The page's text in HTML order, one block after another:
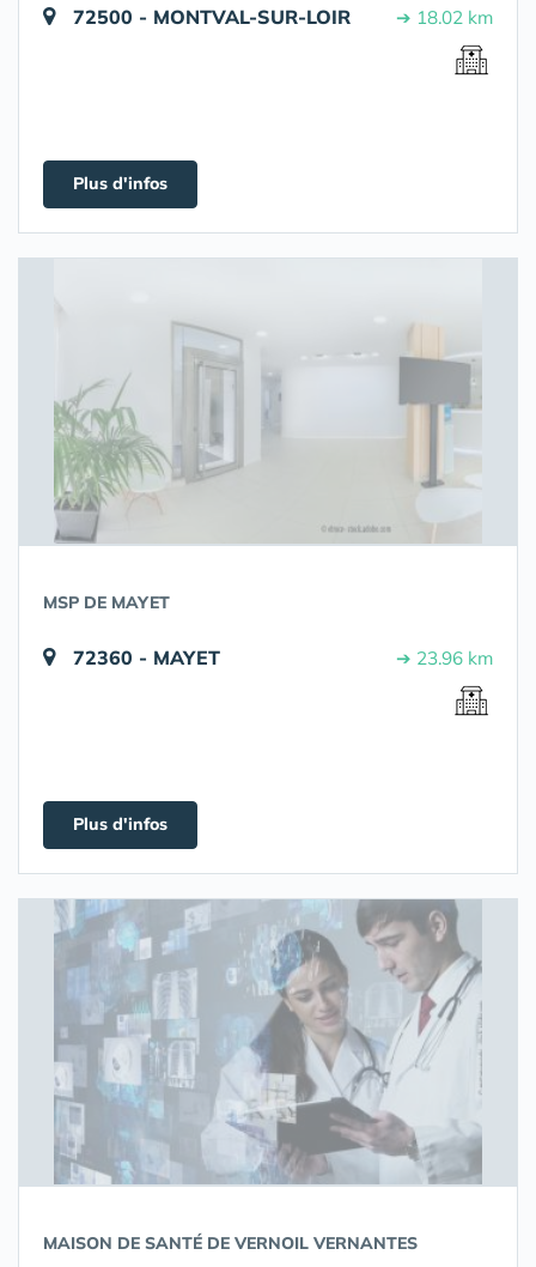
72500 - MONTVAL-SUR-LOIR ➔ 18.02 km
Plus d'infos
MSP DE MAYET
72360 - MAYET ➔ 23.96 km
Plus d'infos
MAISON DE SANTÉ DE VERNOIL VERNANTES